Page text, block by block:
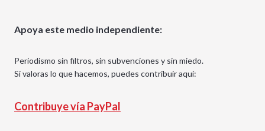
Apoya este medio independiente:
Periodismo sin filtros, sin subvenciones y sin miedo.
Si valoras lo que hacemos, puedes contribuir aquí:
Contribuye vía PayPal